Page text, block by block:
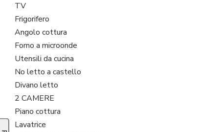
TV
Frigorifero
Angolo cottura
Forno a microonde
Utensili da cucina
No letto a castello
Divano letto
2 CAMERE
Piano cottura
Lavatrice